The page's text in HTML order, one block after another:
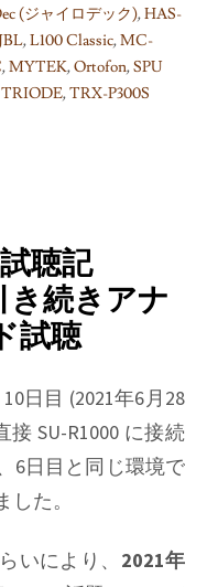
(ジャイロデック),HAS-
,L100 Classic,MC-
,MYTEK,Ortofon,SPU
TRIODE,TRX-P300S
聴記
き続きアナ
試聴
日目 (2021年6月28
SU-R1000 に接続
6日目と同じ環境で
た。
いにより、 2021年